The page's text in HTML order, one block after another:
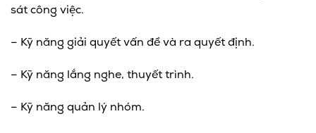
sát công việc.
– Kỹ năng giải quyết vấn đề và ra quyết định.
– Kỹ năng lắng nghe, thuyết trình.
– Kỹ năng quản lý nhóm.